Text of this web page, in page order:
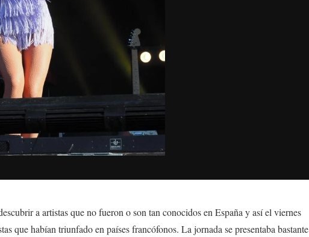
a artistas que no fueron o son tan conocidos en España y así el viernes
que habían triunfado en países francófonos. La jornada se presentaba bastante